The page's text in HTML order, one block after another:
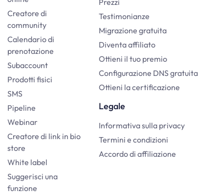
Creatore di
community
Calendario di
prenotazione
Subaccount
Prodotti fisici
SMS
Pipeline
Webinar
Creatore di link in bio
store
White label
Suggerisci una
funzione
Testimonianze
Migrazione gratuita
Diventa affiliato
Ottieni il tuo premio
Configurazione DNS gratuita
Ottieni la certificazione
Legale
Informativa sulla privacy
Termini e condizioni
Accordo di affiliazione